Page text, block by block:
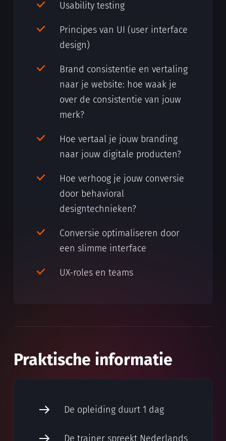
Usability testing
Principes van UI (user interface
design)
Brand consistentie en vertaling
naar je website: hoe waak je
over de consistentie van jouw
merk?
Hoe vertaal je jouw branding
naar jouw digitale producten?
Hoe verhoog je jouw conversie
door behavioral
designtechnieken?
Conversie optimaliseren door
een slimme interface
UX-roles en teams
Praktische informatie
De opleiding duurt 1 dag
De trainer spreekt Nederlands